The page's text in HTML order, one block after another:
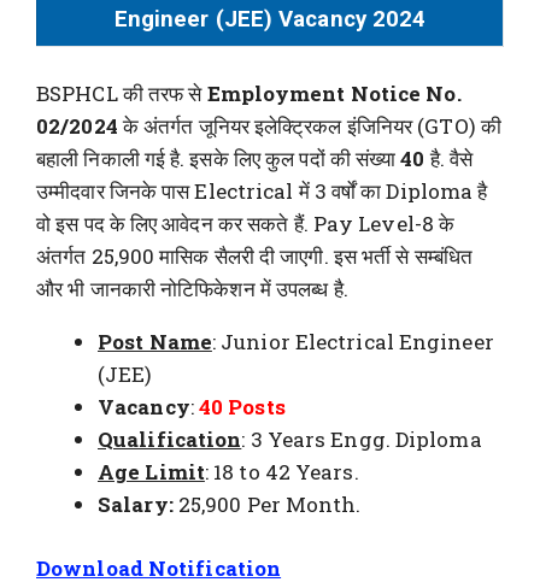
Engineer (JEE) Vacancy 2024
BSPHCL की तरफ सेEmployment Notice No.
02/2024के अंतर्गत जूनियर इलेक्ट्रिकल इंजिनियर (GTO) की
बहाली निकाली गई है. इसके लिए कुल पदों की संख्या40 है. वैसे
उम्मीदवार जिनके पास Electrical में 3 वर्षों का Diploma है
वो इस पद के लिए आवेदन कर सकते हैं. Pay Level-8 के
अंतर्गत 25,900 मासिक सैलरी दी जाएगी. इस भर्ती से सम्बंधित
और भी जानकारी नोटिफिकेशन में उपलब्ध है.
Post Name: Junior Electrical Engineer
(JEE)
Vacancy:40 Posts
Qualification: 3 Years Engg. Diploma
Age Limit: 18 to 42 Years.
Salary:25,900 Per Month.
Download Notification